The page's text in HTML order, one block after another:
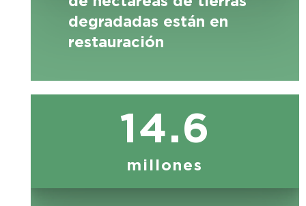
degradadas están en
restauración
14.6
millones